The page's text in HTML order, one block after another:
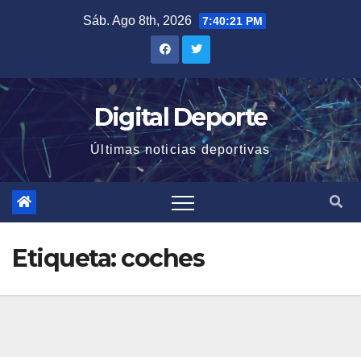
Sáb. Ago 8th, 2026 7:40:22 PM
Digital Deporte
Últimas noticias deportivas
Etiqueta:coches